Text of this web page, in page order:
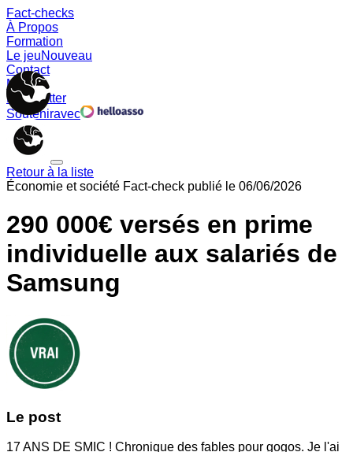
Fact-checks
À Propos
Formation
Le jeuNouveau
Contact
Memes
Newsletter
Souteniravec
Retour à la liste
Économie et société Fact-check publié le 06/06/2026
290 000€ versés en prime
individuelle aux salariés de
Samsung
Le post
17 ANS DE SMIC ! Chronique des fables pour gogos. Je l'ai